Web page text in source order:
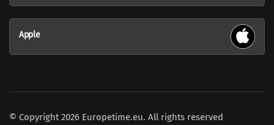
Apple
© Copyright 2026 Europetime.eu. All rights reserved